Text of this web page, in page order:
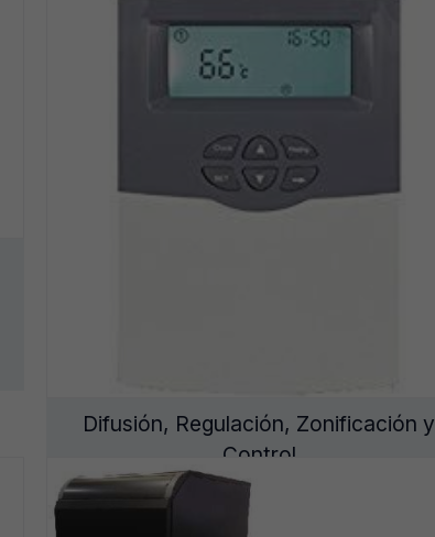
Calentadores a gas
Difusión, Regulación, Zonificación y
Control